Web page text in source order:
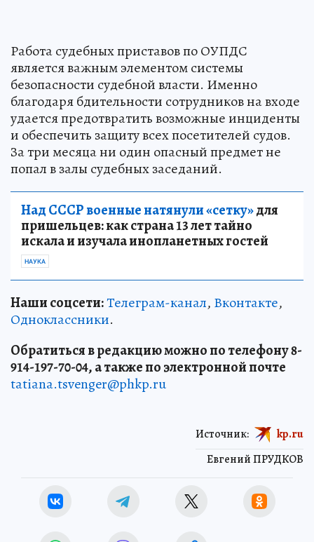
Работа судебных приставов по ОУПДС
является важным элементом системы
безопасности судебной власти. Именно
благодаря бдительности сотрудников на входе
удается предотвратить возможные инциденты
и обеспечить защиту всех посетителей судов.
За три месяца ни один опасный предмет не
попал в залы судебных заседаний.
Над СССР военные натянули «сетку»для
пришельцев: как страна 13 лет тайно
искала и изучала инопланетных гостей
НАУКА
Наши соцсети:Телеграм-канал, Вконтакте,
Одноклассники.
Обратиться в редакцию можно по телефону 8-
914-197-70-04, а также по электронной почте
tatiana.tsvenger@phkp.ru
Евгений ПРУДКОВ
Источник: kp.ru